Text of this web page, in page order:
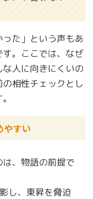
た」という声もあ
。ここでは、なぜ
人に向きにくいの
相性チェックとし
やすい
、物語の前提で
し、東昇を脅迫